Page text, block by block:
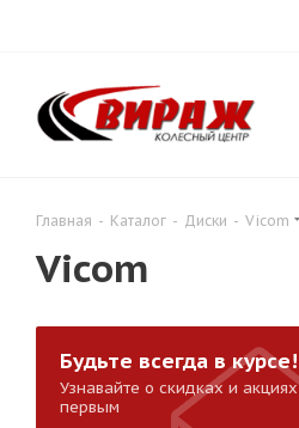
Главная - Каталог - Диски - Vicom
Vicom
Будьте всегда в курсе!
Узнавайте о скидках и акциях
первым